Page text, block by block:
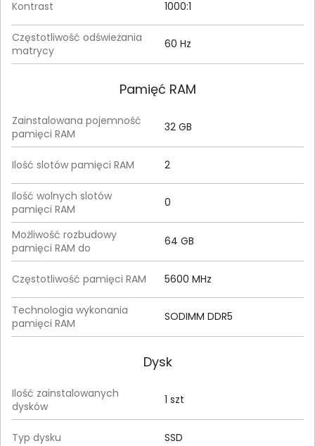
Kontrast 1000:1
Częstotliwość odświeżania
matrycy
60 Hz
Pamięć RAM
Zainstalowana pojemność
pamięci RAM
32 GB
Ilość slotów pamięci RAM 2
Ilość wolnych slotów
pamięci RAM
0
Możliwość rozbudowy
pamięci RAM do
64 GB
Częstotliwość pamięci RAM 5600 MHz
Technologia wykonania
pamięci RAM
SODIMM DDR5
Dysk
Ilość zainstalowanych
dysków
1 szt
Typ dysku SSD